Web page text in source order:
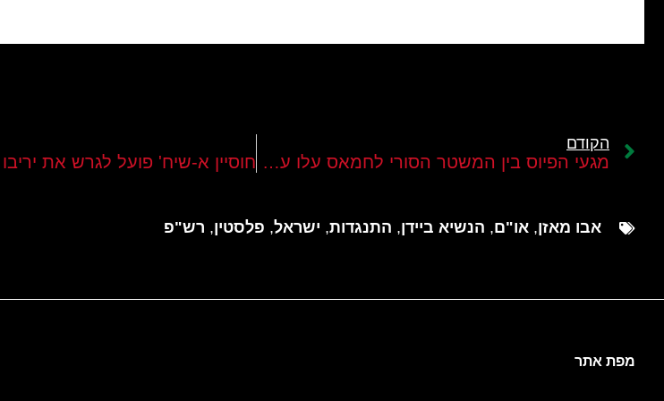
הקודם
מגעי הפיוס בין המשטר הסורי לחמאס עלו על שרטון
אבו מאזן, או"ם, הנשיא ביידן, התנגדות, ישראל, פלסטין, רש"פ
מפת אתר